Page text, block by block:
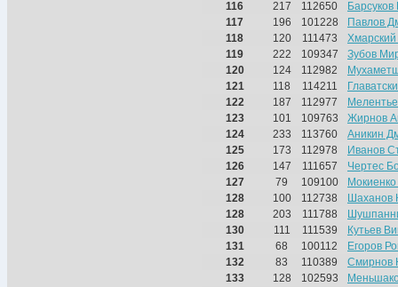
116
217 112650
117
196 101228
Павлов
118
120 111473
119
222 109347
Зубов
120
124 112982
121
118 114211
122
187 112977
123
101 109763
Жирнов
124
233 113760
Аникин
125
173 112978
Иванов
126
147 111657
Чертес
127
79 109100
128
100 112738
Шаханов
128
203 111788
130
111 111539
Кутьев
131
68 100112
Егоров
132
83 110389
Смирнов
133
128 102593